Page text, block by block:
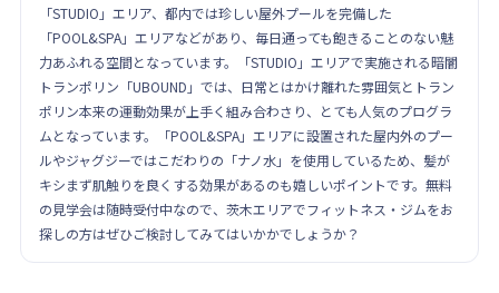
「STUDIO」エリア、都内では珍しい屋外プールを完備した
「POOL&SPA」エリアなどがあり、毎日通っても飽きることのない魅
力あふれる空間となっています。「STUDIO」エリアで実施される暗闇
トランポリン「UBOUND」では、日常とはかけ離れた雰囲気とトラン
ポリン本来の運動効果が上手く組み合わさり、とても人気のプログラ
ムとなっています。「POOL&SPA」エリアに設置された屋内外のプー
ルやジャグジーではこだわりの「ナノ水」を使用しているため、髪が
キシまず肌触りを良くする効果があるのも嬉しいポイントです。無料
の見学会は随時受付中なので、茨木エリアでフィットネス・ジムをお
探しの方はぜひご検討してみてはいかかでしょうか？